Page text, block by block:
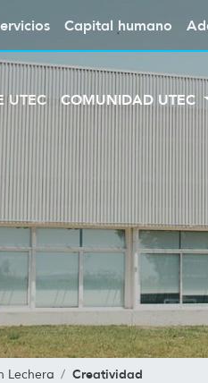
Capital humano
UTEC COMUNIDAD UTEC
Lechera Creatividad